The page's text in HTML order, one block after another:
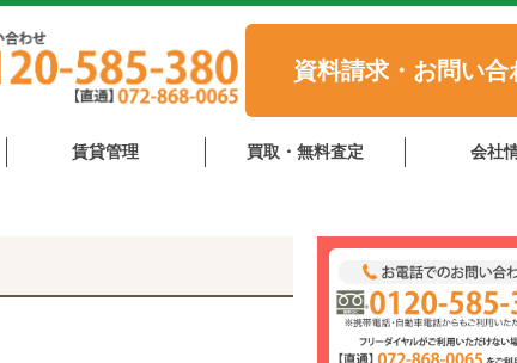
資料請求・お問い合
賃貸管理 買取・無料査定 会社